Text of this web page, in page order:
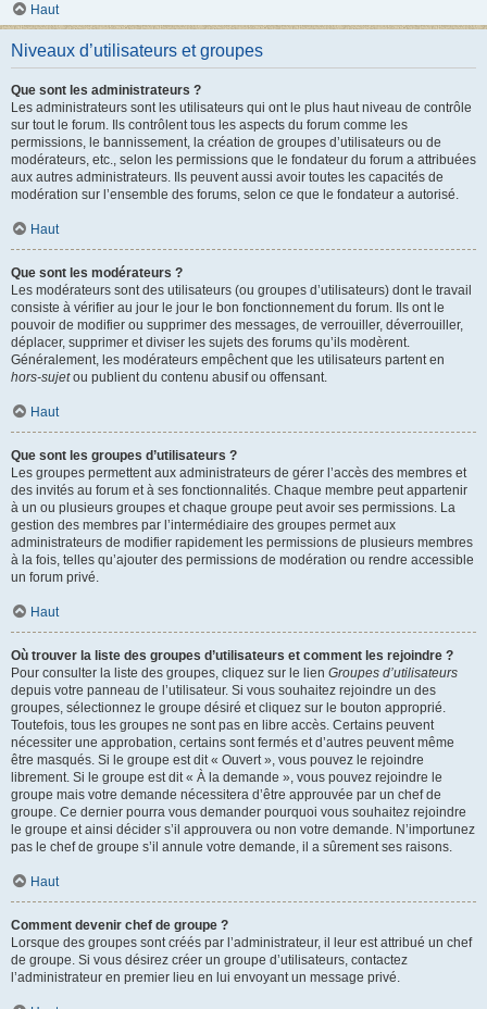
Haut
Niveaux d’utilisateurs et groupes
Que sont les administrateurs ?
Les administrateurs sont les utilisateurs qui ont le plus haut niveau de contrôle
sur tout le forum. Ils contrôlent tous les aspects du forum comme les
permissions, le bannissement, la création de groupes d’utilisateurs ou de
modérateurs, etc., selon les permissions que le fondateur du forum a attribuées
aux autres administrateurs. Ils peuvent aussi avoir toutes les capacités de
modération sur l’ensemble des forums, selon ce que le fondateur a autorisé.
Haut
Que sont les modérateurs ?
Les modérateurs sont des utilisateurs (ou groupes d’utilisateurs) dont le travail
consiste à vérifier au jour le jour le bon fonctionnement du forum. Ils ont le
pouvoir de modifier ou supprimer des messages, de verrouiller, déverrouiller,
déplacer, supprimer et diviser les sujets des forums qu’ils modèrent.
Généralement, les modérateurs empêchent que les utilisateurs partent en
hors-sujetou publient du contenu abusif ou offensant.
Haut
Que sont les groupes d’utilisateurs ?
Les groupes permettent aux administrateurs de gérer l’accès des membres et
des invités au forum et à ses fonctionnalités. Chaque membre peut appartenir
à un ou plusieurs groupes et chaque groupe peut avoir ses permissions. La
gestion des membres par l’intermédiaire des groupes permet aux
administrateurs de modifier rapidement les permissions de plusieurs membres
à la fois, telles qu’ajouter des permissions de modération ou rendre accessible
un forum privé.
Haut
Où trouver la liste des groupes d’utilisateurs et comment les rejoindre ?
Pour consulter la liste des groupes, cliquez sur le lien Groupes d’utilisateurs
depuis votre panneau de l’utilisateur. Si vous souhaitez rejoindre un des
groupes, sélectionnez le groupe désiré et cliquez sur le bouton approprié.
Toutefois, tous les groupes ne sont pas en libre accès. Certains peuvent
nécessiter une approbation, certains sont fermés et d’autres peuvent même
être masqués. Si le groupe est dit « Ouvert », vous pouvez le rejoindre
librement. Si le groupe est dit « À la demande », vous pouvez rejoindre le
groupe mais votre demande nécessitera d’être approuvée par un chef de
groupe. Ce dernier pourra vous demander pourquoi vous souhaitez rejoindre
le groupe et ainsi décider s’il approuvera ou non votre demande. N’importunez
pas le chef de groupe s’il annule votre demande, il a sûrement ses raisons.
Haut
Comment devenir chef de groupe ?
Lorsque des groupes sont créés par l’administrateur, il leur est attribué un chef
de groupe. Si vous désirez créer un groupe d’utilisateurs, contactez
l’administrateur en premier lieu en lui envoyant un message privé.